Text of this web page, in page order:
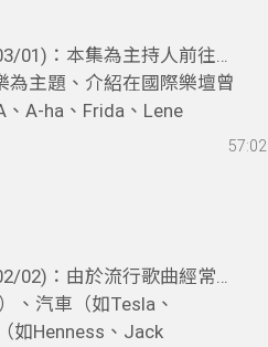
01)：本集為主持人前往北
主題、介紹在國際樂壇曾
A-ha、Frida、Lene
57:02
02)：由於流行歌曲經常出
、汽車（如Tesla、
如Henness、Jack